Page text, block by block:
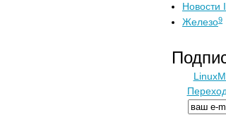
Новости
Железо9